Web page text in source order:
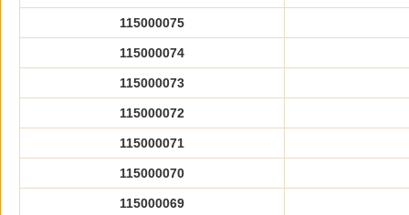
115000075
115000074
115000073
115000072
115000071
115000070
115000069